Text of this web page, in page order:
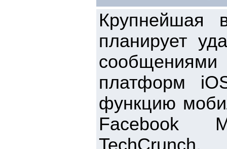
Крупнейшая
планирует
платформ
функцию
Facebook